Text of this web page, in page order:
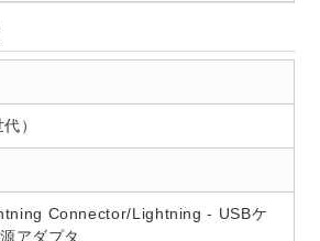
）
Connector/Lightning - USBケ
アダプタ